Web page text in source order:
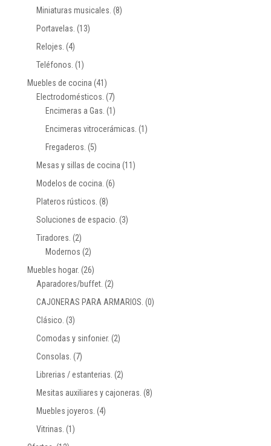
Miniaturas musicales. (8)
Portavelas. (13)
Relojes. (4)
Teléfonos. (1)
Muebles de cocina (41)
Electrodomésticos. (7)
Encimeras a Gas. (1)
Encimeras vitrocerámicas. (1)
Fregaderos. (5)
Mesas y sillas de cocina (11)
Modelos de cocina. (6)
Plateros rústicos. (8)
Soluciones de espacio. (3)
Tiradores. (2)
Modernos (2)
Muebles hogar. (26)
Aparadores/buffet. (2)
CAJONERAS PARA ARMARIOS. (0)
Clásico. (3)
Comodas y sinfonier. (2)
Consolas. (7)
Librerias / estanterias. (2)
Mesitas auxiliares y cajoneras. (8)
Muebles joyeros. (4)
Vitrinas. (1)